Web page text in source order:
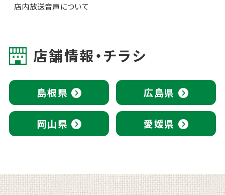
店内放送音声について
店舗情報・チラシ
島根県 広島県
岡山県 愛媛県